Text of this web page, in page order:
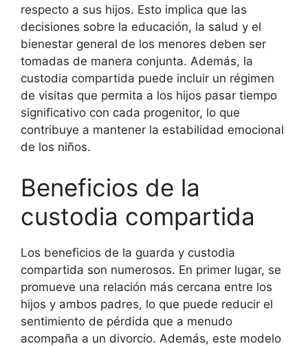
respecto a sus hijos. Esto implica que las
decisiones sobre la educación, la salud y el
bienestar general de los menores deben ser
tomadas de manera conjunta. Además, la
custodia compartida puede incluir un régimen
de visitas que permita a los hijos pasar tiempo
significativo con cada progenitor, lo que
contribuye a mantener la estabilidad emocional
de los niños.
Beneficios de la
custodia compartida
Los beneficios de la guarda y custodia
compartida son numerosos. En primer lugar, se
promueve una relación más cercana entre los
hijos y ambos padres, lo que puede reducir el
sentimiento de pérdida que a menudo
acompaña a un divorcio. Además, este modelo